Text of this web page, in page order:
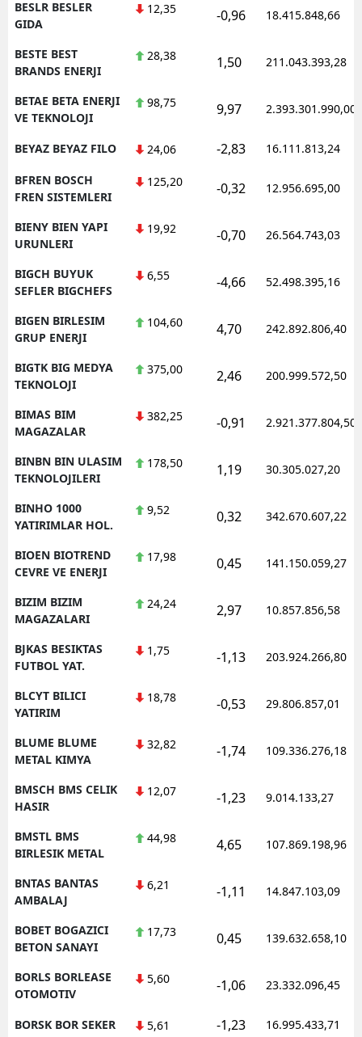
BESLR BESLER
GIDA
12,35 -0,96 18.415.848,66
BESTE BEST
BRANDS ENERJI
28,38 1,50 211.043.393,28
BETAE BETA ENERJI
VE TEKNOLOJI
98,75 9,97 2.393.301.990,00
BEYAZ BEYAZ FILO 24,06 -2,83 16.111.813,24
BFREN BOSCH
FREN SISTEMLERI
125,20 -0,32 12.956.695,00
BIENY BIEN YAPI
URUNLERI
19,92 -0,70 26.564.743,03
BIGCH BUYUK
SEFLER BIGCHEFS
6,55 -4,66 52.498.395,16
BIGEN BIRLESIM
GRUP ENERJI
104,60 4,70 242.892.806,40
BIGTK BIG MEDYA
TEKNOLOJI
375,00 2,46 200.999.572,50
BIMAS BIM
MAGAZALAR
382,25 -0,91 2.921.377.804,50
BINBN BIN ULASIM
TEKNOLOJILERI
178,50 1,19 30.305.027,20
BINHO 1000
YATIRIMLAR HOL.
9,52 0,32 342.670.607,22
BIOEN BIOTREND
CEVRE VE ENERJI
17,98 0,45 141.150.059,27
BIZIM BIZIM
MAGAZALARI
24,24 2,97 10.857.856,58
BJKAS BESIKTAS
FUTBOL YAT.
1,75 -1,13 203.924.266,80
BLCYT BILICI
YATIRIM
18,78 -0,53 29.806.857,01
BLUME BLUME
METAL KIMYA
32,82 -1,74 109.336.276,18
BMSCH BMS CELIK
HASIR
12,07 -1,23 9.014.133,27
BMSTL BMS
BIRLESIK METAL
44,98 4,65 107.869.198,96
BNTAS BANTAS
AMBALAJ
6,21 -1,11 14.847.103,09
BOBET BOGAZICI
BETON SANAYI
17,73 0,45 139.632.658,10
BORLS BORLEASE
OTOMOTIV
5,60 -1,06 23.332.096,45
BORSK BOR SEKER 5,61 -1,23 16.995.433,71